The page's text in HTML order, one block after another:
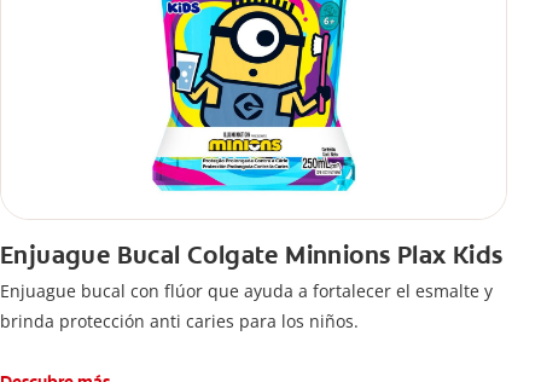
Enjuague Bucal Colgate Minnions Plax Kids
Enjuague bucal con flúor que ayuda a fortalecer el esmalte y
brinda protección anti caries para los niños.